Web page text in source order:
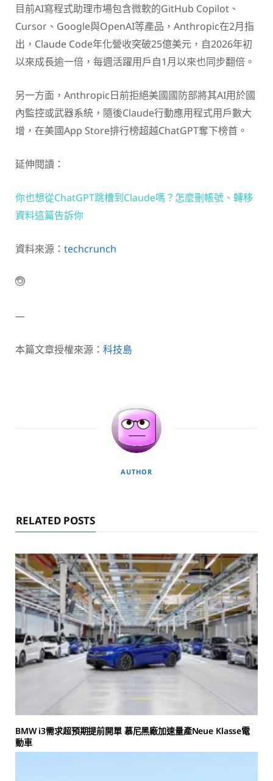
目前AI寫程式助理市場包含微軟的GitHub Copilot、
Cursor、Google與OpenAI等產品，Anthropic在2月指
出，Claude Code年化營收突破25億美元，自2026年初
以來成長逾一倍，每週活躍用戶自1月以來也同步翻倍。
另一方面，Anthropic日前拒絕美國國防部將其AI用於國
內監控或武器系統，隨後Claude行動應用程式用戶數大
增，在美國App Store排行榜超越ChatGPT奪下榜首。
延伸閱讀：
你也想從ChatGPT跳槽到Claude嗎？怎麼刪帳號、轉移
資料這篇告訴你
資料來源： techcrunch
—
本篇文章授權來源： 科技島
AUTHOR
RELATED POSTS
BMW i3需求超預期提前開單 慕尼黑廠加速量產Neue Klasse電
動車